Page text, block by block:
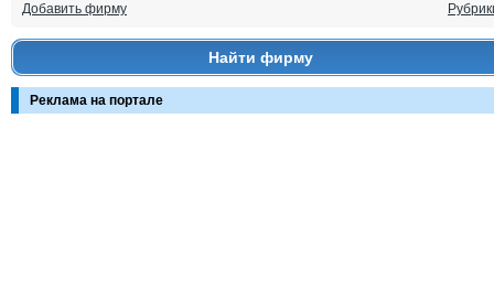
Добавить фирму
Найти фирму
Реклама на портале